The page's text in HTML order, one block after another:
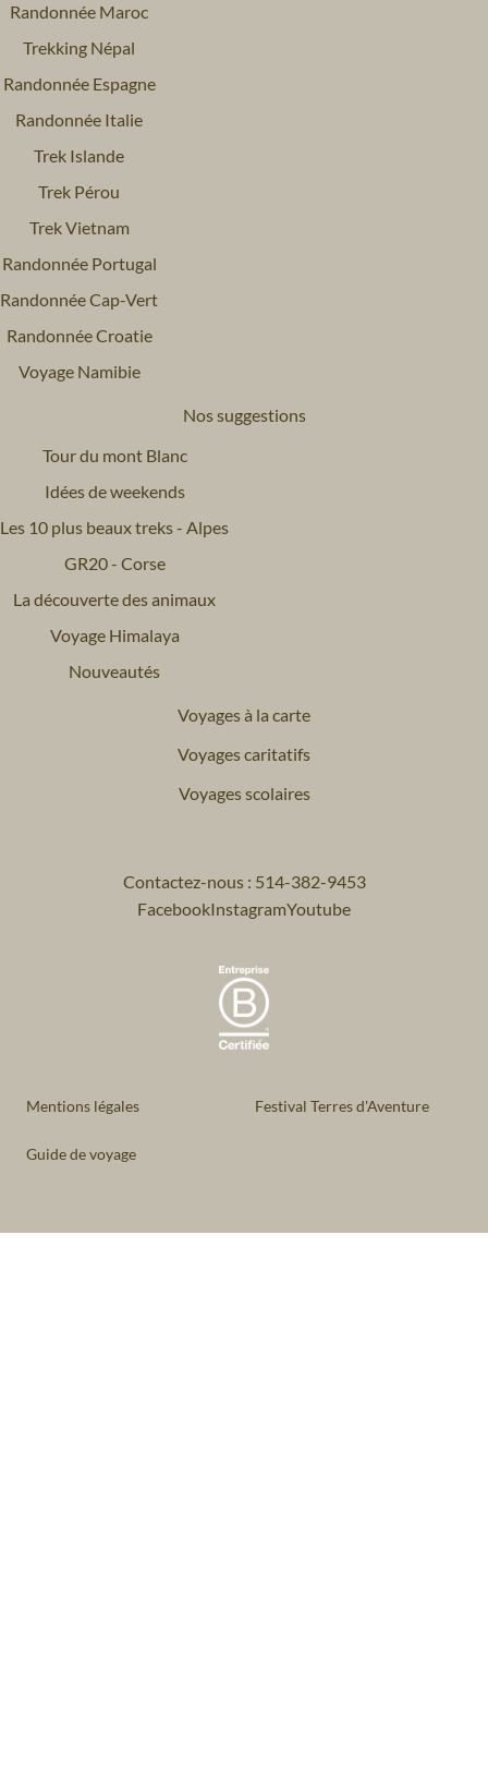
Randonnée Maroc
Trekking Népal
Randonnée Espagne
Randonnée Italie
Trek Islande
Trek Pérou
Trek Vietnam
Randonnée Portugal
Randonnée Cap-Vert
Randonnée Croatie
Voyage Namibie
Nos suggestions
Tour du mont Blanc
Idées de weekends
Les 10 plus beaux treks - Alpes
GR20 - Corse
La découverte des animaux
Voyage Himalaya
Nouveautés
Voyages à la carte
Voyages caritatifs
Voyages scolaires
Contactez-nous : 514-382-9453
FacebookInstagramYoutube
Mentions légales Festival Terres d'Aventure
Guide de voyage